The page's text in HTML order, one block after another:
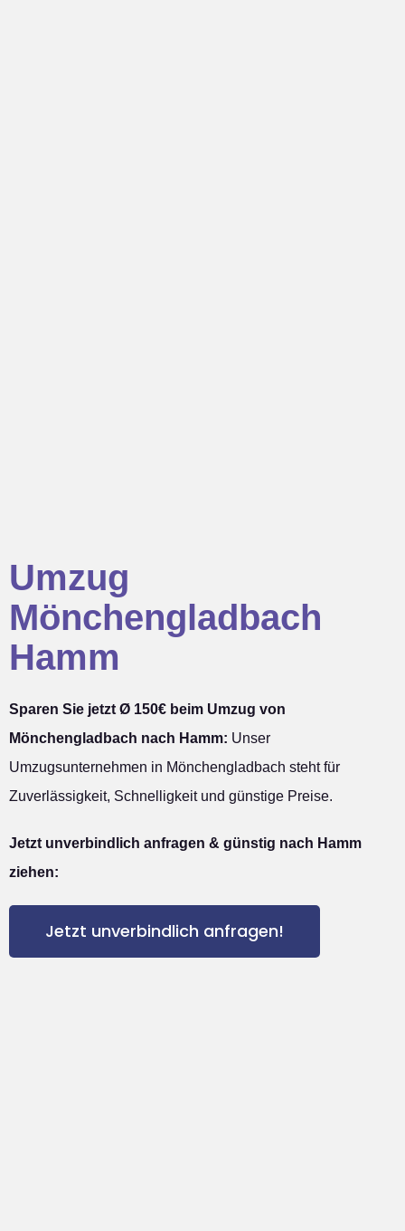
Umzug
Mönchengladbach
Hamm
Sparen Sie jetzt Ø 150€ beim Umzug von
Mönchengladbach nach Hamm: Unser
Umzugsunternehmen in Mönchengladbach steht für
Zuverlässigkeit, Schnelligkeit und günstige Preise.
Jetzt unverbindlich anfragen & günstig nach Hamm
ziehen:
Jetzt unverbindlich anfragen!